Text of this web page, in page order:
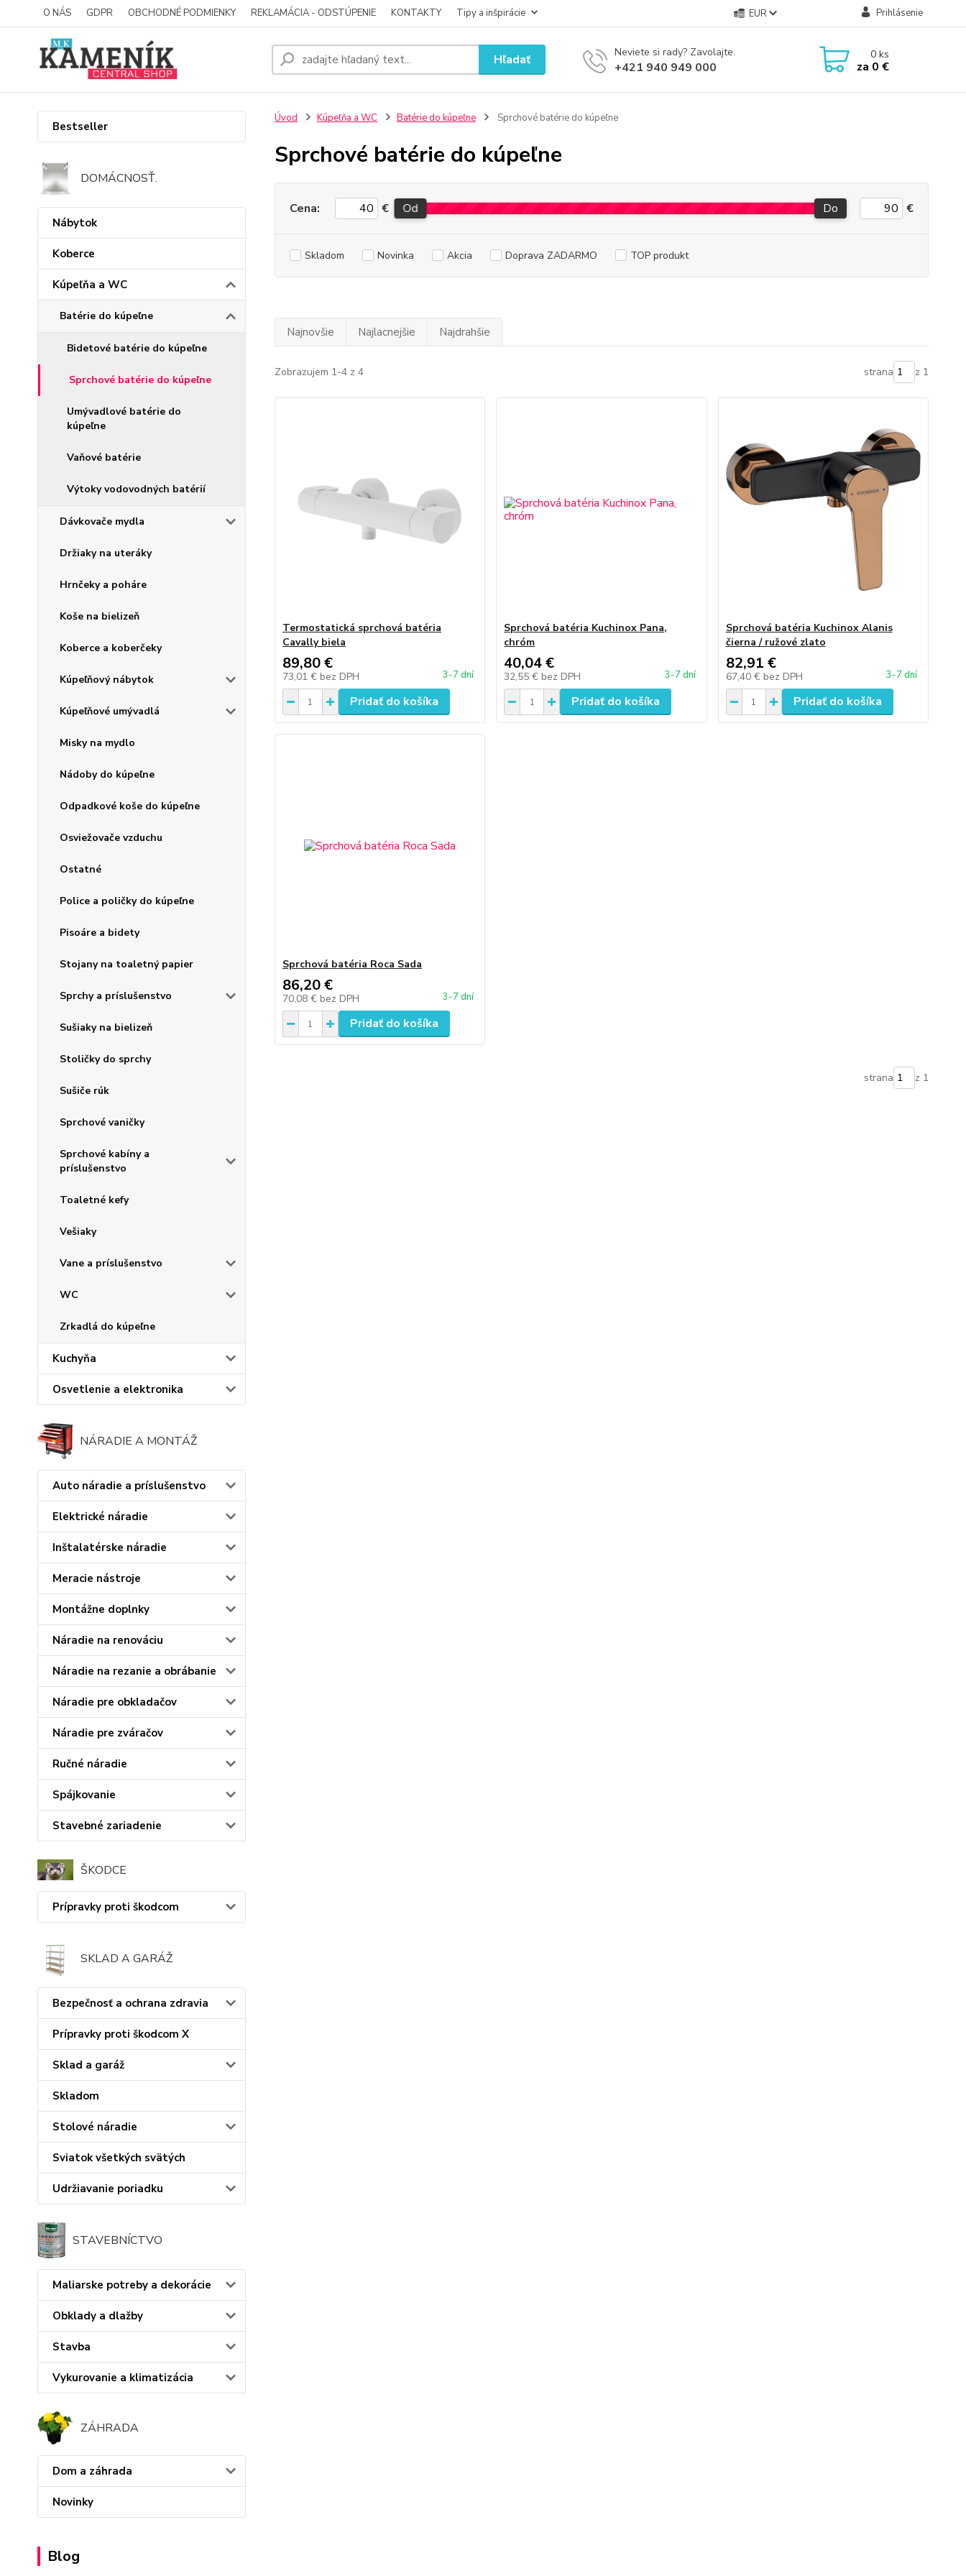
O NÁS GDPR OBCHODNÉ PODMIENKY REKLAMÁCIA - ODSTÚPENIE KONTAKTY Tipy a inšpirácie EUR Prihlásenie
Hľadať Neviete si rady? Zavolajte.
+421 940 949 000
0ks
za 0 €
Bestseller
DOMÁCNOSŤ.
Nábytok
Koberce
Kúpeľňa a WC
Batérie do kúpeľne
Bidetové batérie do kúpeľne
Sprchové batérie do kúpeľne
Umývadlové batérie do
kúpeľne
Vaňové batérie
Výtoky vodovodných batérií
Dávkovače mydla
Držiaky na uteráky
Hrnčeky a poháre
Koše na bielizeň
Koberce a koberčeky
Kúpeľňový nábytok
Kúpeľňové umývadlá
Misky na mydlo
Nádoby do kúpeľne
Odpadkové koše do kúpeľne
Osviežovače vzduchu
Ostatné
Police a poličky do kúpeľne
Pisoáre a bidety
Stojany na toaletný papier
Sprchy a príslušenstvo
Sušiaky na bielizeň
Stoličky do sprchy
Sušiče rúk
Sprchové vaničky
Sprchové kabíny a
príslušenstvo
Toaletné kefy
Vešiaky
Vane a príslušenstvo
WC
Zrkadlá do kúpeľne
Kuchyňa
Osvetlenie a elektronika
NÁRADIE A MONTÁŽ
Auto náradie a príslušenstvo
Elektrické náradie
Inštalatérske náradie
Meracie nástroje
Montážne doplnky
Náradie na renováciu
Náradie na rezanie a obrábanie
Náradie pre obkladačov
Náradie pre zváračov
Ručné náradie
Spájkovanie
Stavebné zariadenie
ŠKODCE
Prípravky proti škodcom
SKLAD A GARÁŽ
Bezpečnosť a ochrana zdravia
Prípravky proti škodcom X
Sklad a garáž
Skladom
Stolové náradie
Sviatok všetkých svätých
Udržiavanie poriadku
STAVEBNÍCTVO
Maliarske potreby a dekorácie
Obklady a dlažby
Stavba
Vykurovanie a klimatizácia
ZÁHRADA
Dom a záhrada
Novinky
Blog
Úvod Kúpeľňa a WC Batérie do kúpeľne Sprchové batérie do kúpeľne
Sprchové batérie do kúpeľne
Cena: € Od Do €
Skladom Novinka Akcia Doprava ZADARMO TOP produkt
Najnovšie Najlacnejšie Najdrahšie
Zobrazujem 1-4 z 4 strana z 1
Termostatická sprchová batéria
Cavally biela
89,80 €
73,01 € bez DPH 3-7 dní
Pridať do košíka
Sprchová batéria Kuchinox Pana,
chróm
40,04 €
32,55 € bez DPH 3-7 dní
Pridať do košíka
Sprchová batéria Kuchinox Alanis
čierna / ružové zlato
82,91 €
67,40 € bez DPH 3-7 dní
Pridať do košíka
Sprchová batéria Roca Sada
86,20 €
70,08 € bez DPH 3-7 dní
Pridať do košíka
strana z 1